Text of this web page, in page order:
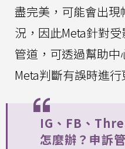
盡完美，可能會出
況，因此Meta針對
管道，可透過幫助
Meta判斷有誤時進行
IG、FB、
怎麼辦？申訴